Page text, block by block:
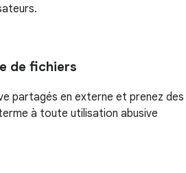
de fichiers
partagés en externe et prenez des
à toute utilisation abusive